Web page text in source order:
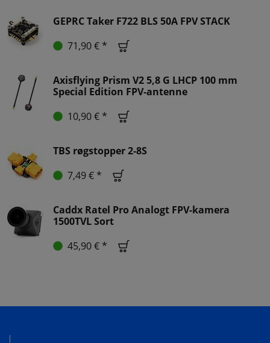
GEPRC Taker F722 BLS 50A FPV STACK
71,90 € *
Axisflying Prism V2 5,8 G LHCP 100 mm
Special Edition FPV-antenne
10,90 € *
TBS røgstopper 2-8S
7,49 € *
Caddx Ratel Pro Analogt FPV-kamera
1500TVL Sort
45,90 € *